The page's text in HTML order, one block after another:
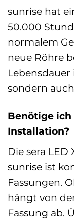
sunrise hat
50.000
normalem
neue Röhre
sondern
Benötige
Installation?
Die sera
sunrise ist
Fassungen.
hängt von
Fassung ab.